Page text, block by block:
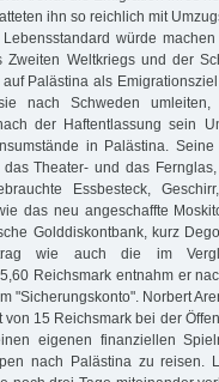
ihn so reichlich mit
würde
Weltkriegs und der
Palästina als
sie nach Schweden
der Haftentlassung sein
in Palästina. Seine
Theater- und das
Essbesteck,
das neu angeschaffte
Golddiskontbank, kurz
wie auch die im
Reichsmark entnahm er
"Sicherungskonto". Norbert
15 Reichsmark bei der
eigenen finanziellen
nach Palästina zu reisen.